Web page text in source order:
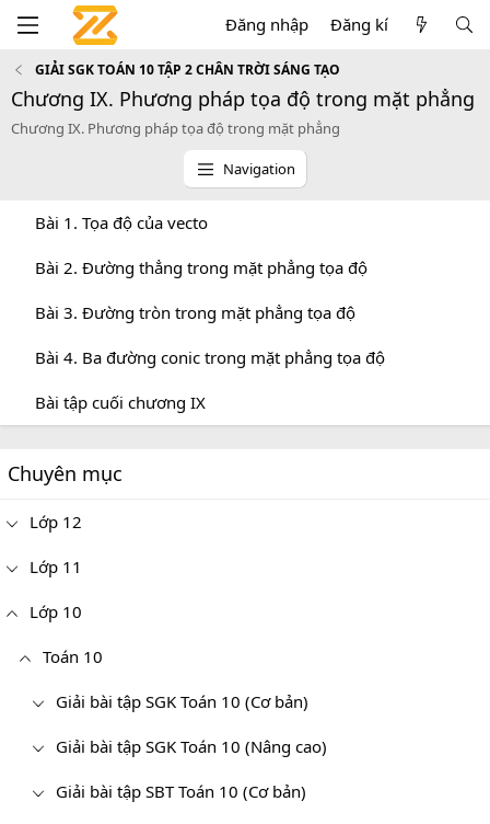
Đăng nhập Đăng kí
GIẢI SGK TOÁN 10 TẬP 2 CHÂN TRỜI SÁNG TẠO
Chương IX. Phương pháp tọa độ trong mặt phẳng
Chương IX. Phương pháp tọa độ trong mặt phẳng
Navigation
Bài 1. Tọa độ của vecto
Bài 2. Đường thẳng trong mặt phẳng tọa độ
Bài 3. Đường tròn trong mặt phẳng tọa độ
Bài 4. Ba đường conic trong mặt phẳng tọa độ
Bài tập cuối chương IX
Chuyên mục
Lớp 12
Lớp 11
Lớp 10
Toán 10
Giải bài tập SGK Toán 10 (Cơ bản)
Giải bài tập SGK Toán 10 (Nâng cao)
Giải bài tập SBT Toán 10 (Cơ bản)